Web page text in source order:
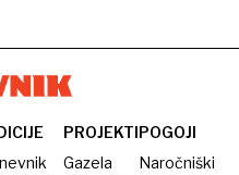
PROJEKTI
Gazela
POGOJI
Naročniški